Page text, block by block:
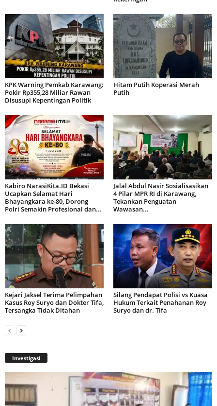
KPK Warning Pemkab Karawang:
Pokir Rp355,28 Miliar Rawan
Disusupi Kepentingan Politik
Hitam Putih Koperasi Merah
Putih
Kabiro NarasiKita.ID Bekasi
Ucapkan Selamat Hari
Bhayangkara ke-80, Dorong
Polri Semakin Profesional dan...
Jalal Abdul Nasir Sosialisasikan
4 Pilar MPR RI di Karawang,
Tekankan Penguatan
Wawasan...
Kejari Jaksel Terima Pelimpahan
Kasus Roy Suryo dan Dokter Tifa,
Tersangka Tidak Ditahan
Silang Pendapat Polisi vs Kuasa
Hukum Terkait Penahanan Roy
Suryo dan dr. Tifa
Investigasi